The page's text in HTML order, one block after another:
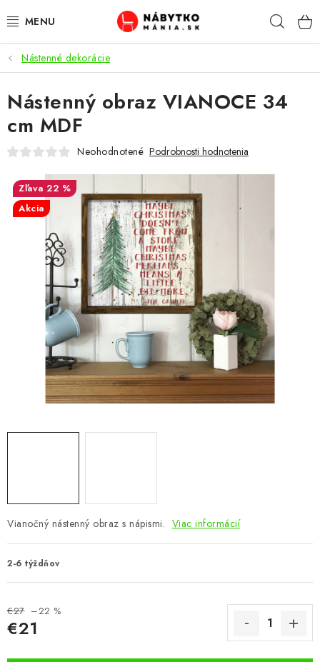
na
VÝPREDAJ
NOVINKY
OBÝVACIA IZBA
KUCHYŇA
SPÁĽŇA
PREDSIENE
PRACOVŇA / KANCELÁRIA
KÚPEĽŇA
DETSKÉ A ŠTUDENTSKÉ
DOPLNKY A DEKORÁCIE
ZÁHRADA
Reklamácie a odstúpenie od zmluvy
Nástenné dekorácie
Vianočný nástenný obraz s nápismi. Viac informácií
2-6 týždňov
€27 –22 %
€21
Nástenný obraz VIANOCE 34
cm MDF
Neohodnotené Podrobnosti hodnotenia
22 %
Akcia